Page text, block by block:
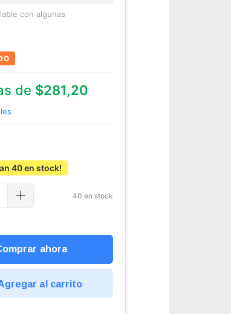
con algunas
de $281,20
40en stock!
40 en stock
al carrito